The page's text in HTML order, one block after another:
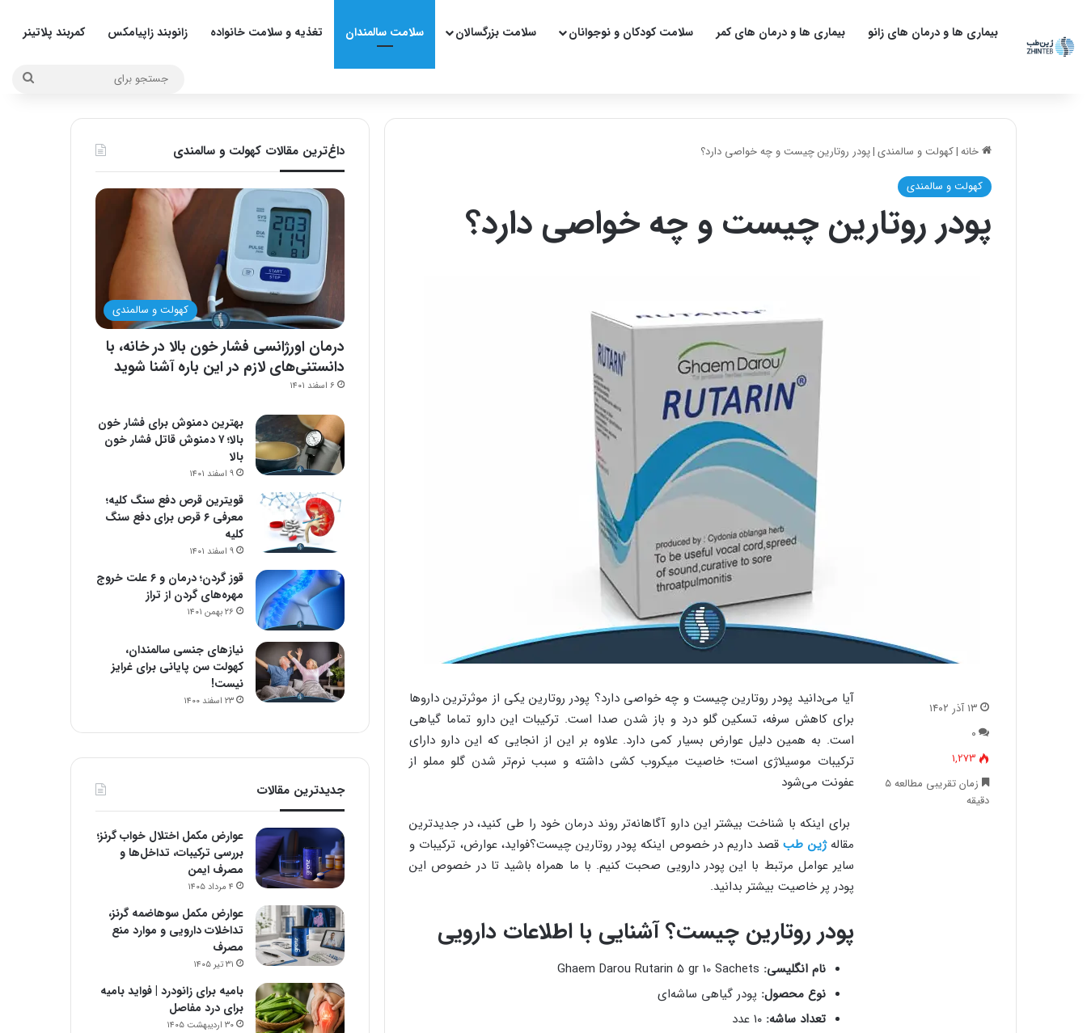
بیماری ها و درمان های زانو بیماری ها و درمان های کمر سلامت کودکان و نوجوانان سلامت بزرگسالان سلامت سالمندان تغذیه و سلامت خانواده زانوبند زاپیامکس کمربند پلاتینر
خانه|کهولت و سالمندی|پودر روتارین چیست و چه خواصی دارد؟
کهولت و سالمندی
پودر روتارین چیست و چه خواصی دارد؟
آیا می‌دانید پودر روتارین چیست و چه خواصی دارد؟ پودر روتارین یکی از موثرترین داروها
برای کاهش سرفه، تسکین گلو درد و باز شدن صدا است. ترکیبات این دارو تماما گیاهی
است. به همین دلیل عوارض بسیار کمی دارد. علاوه بر این از انجایی که این دارو دارای
ترکیبات موسیلاژی است؛ خاصیت میکروب کشی داشته و سبب نرم‌تر شدن گلو مملو از
عفونت می‌شود
برای اینکه با شناخت بیشتر این دارو آگاهانه‌تر روند درمان خود را طی کنید، در جدیدترین
مقالهژین طبقصد داریم در خصوص اینکه پودر روتارین چیست؟فواید، عوارض، ترکیبات و
سایر عوامل مرتبط با این پودر دارویی صحبت کنیم. با ما همراه باشید تا در خصوص این
پودر پر خاصیت بیشتر بدانید.
پودر روتارین چیست؟ آشنایی با اطلاعات دارویی
نام انگلیسی:
نوع محصول: پودر گیاهی ساشه‌ای
تعداد ساشه:
۱۳ آذر ۱۴۰۲
۰
1,273
زمان تقریبی مطالعه ۵
دقیقه
داغ‌ترین مقالات کهولت و سالمندی
کهولت و سالمندی
درمان اورژانسی فشار خون بالا در خانه، با
دانستنی‌های لازم در این باره آشنا شوید
۶ اسفند ۱۴۰۱
بهترین دمنوش برای فشار خون
بالا؛ ۷ دمنوش قاتل فشار خون
بالا
۹ اسفند ۱۴۰۱
قویترین قرص دفع سنگ کلیه؛
معرفی ۶ قرص برای دفع سنگ
کلیه
۹ اسفند ۱۴۰۱
قوز گردن؛ درمان و ۶ علت خروج
مهره‌های گردن از تراز
۲۶ بهمن ۱۴۰۱
نیازهای جنسی سالمندان،
کهولت سن پایانی برای غرایز
نیست!
۲۳ اسفند ۱۴۰۰
جدیدترین مقالات
عوارض مکمل اختلال خواب گرنز؛
بررسی ترکیبات، تداخل‌ها و
مصرف ایمن
۴ مرداد ۱۴۰۵
عوارض مکمل سوهاضمه گرنز،
تداخلات دارویی و موارد منع
مصرف
۳۱ تیر ۱۴۰۵
بامیه برای زانودرد | فواید بامیه
برای درد مفاصل
۳۰ اردیبهشت ۱۴۰۵